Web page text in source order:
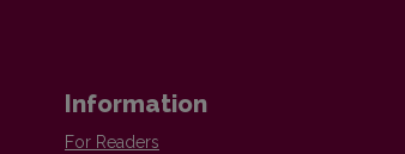
Information
For Readers